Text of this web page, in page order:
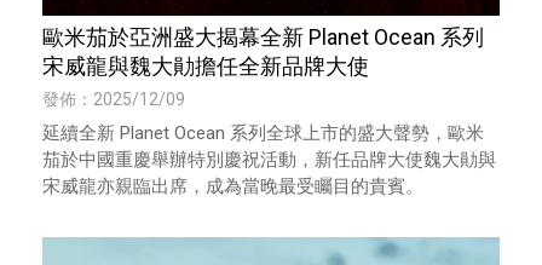
歐米茄於亞洲盛大揭幕全新 Planet Ocean 系列
宋威龍與魏大勛擔任全新品牌大使
發佈：2025/12/09
延續全新 Planet Ocean 系列全球上市的盛大聲勢，歐米
茄於中國重慶舉辦特別慶祝活動，新任品牌大使魏大勛與
宋威龍亦親臨出席，成為當晚最受矚目的貴賓。